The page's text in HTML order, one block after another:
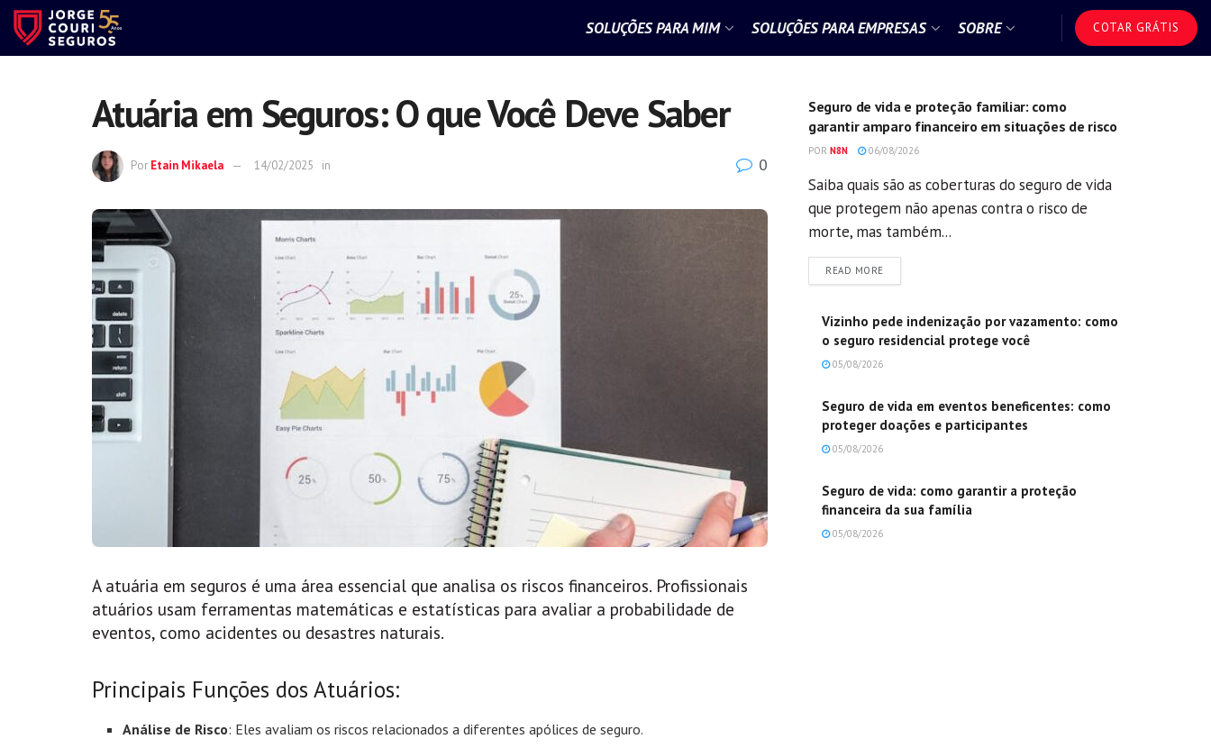
SOLUÇÕES PARA MIM SOLUÇÕES PARA EMPRESAS SOBRE COTAR GRÁTIS
Atuária em Seguros: O que Você Deve Saber
Por Etain Mikaela 14/02/2025 in 0
A atuária em seguros é uma área essencial que analisa os riscos financeiros. Profissionais
atuários usam ferramentas matemáticas e estatísticas para avaliar a probabilidade de
eventos, como acidentes ou desastres naturais.
Principais Funções dos Atuários:
Análise de Risco: Eles avaliam os riscos relacionados a diferentes apólices de seguro.
Seguro de vida e proteção familiar: como
garantir amparo financeiro em situações de risco
POR N8N 06/08/2026
Saiba quais são as coberturas do seguro de vida
que protegem não apenas contra o risco de
morte, mas também...
READ MOREDETAILS
Vizinho pede indenização por vazamento: como
o seguro residencial protege você
05/08/2026
Seguro de vida em eventos beneficentes: como
proteger doações e participantes
05/08/2026
Seguro de vida: como garantir a proteção
financeira da sua família
05/08/2026